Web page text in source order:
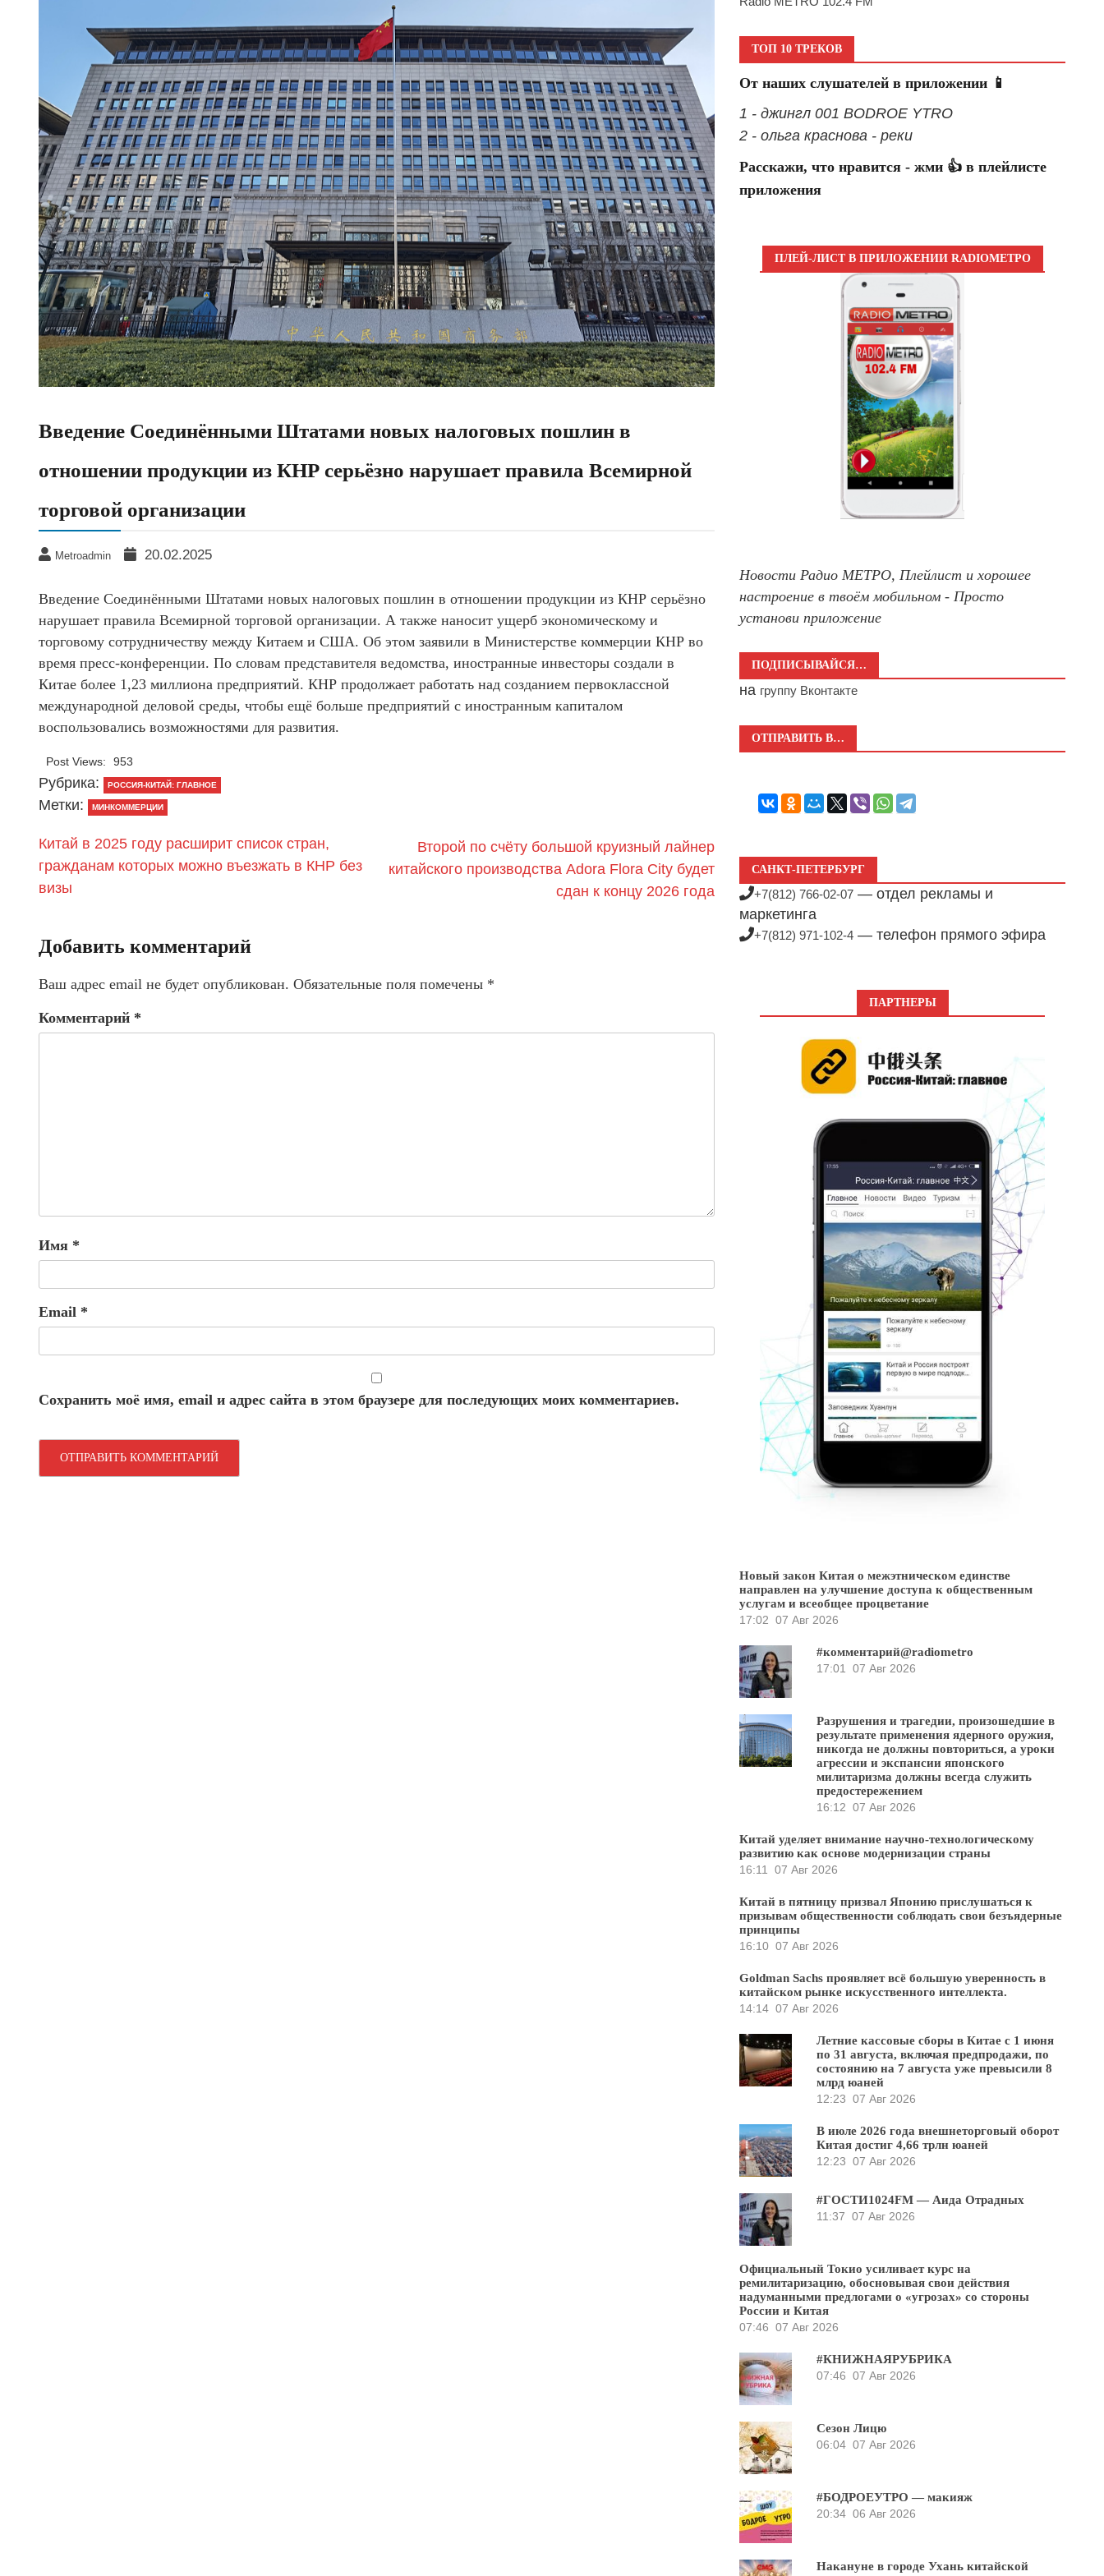
Введение Соединёнными Штатами новых налоговых пошлин в
отношении продукции из КНР серьёзно нарушает правила Всемирной
торговой организации
Metroadmin 20.02.2025
Введение Соединёнными Штатами новых налоговых пошлин в отношении продукции из КНР серьёзно
нарушает правила Всемирной торговой организации. А также наносит ущерб экономическому и
торговому сотрудничеству между Китаем и США. Об этом заявили в Министерстве коммерции КНР во
время пресс-конференции. По словам представителя ведомства, иностранные инвесторы создали в
Китае более 1,23 миллиона предприятий. КНР продолжает работать над созданием первоклассной
международной деловой среды, чтобы ещё больше предприятий с иностранным капиталом
воспользовались возможностями для развития.
Post Views: 953
Рубрика: РОССИЯ-КИТАЙ: ГЛАВНОЕ
Метки: МИНКОММЕРЦИИ
Китай в 2025 году расширит список стран,
гражданам которых можно въезжать в КНР без
визы
Второй по счёту большой круизный лайнер
китайского производства Adora Flora City будет
сдан к концу 2026 года
Добавить комментарий
Ваш адрес email не будет опубликован. Обязательные поля помечены *
Комментарий *
Имя *
Email *
Сохранить моё имя, email и адрес сайта в этом браузере для последующих моих комментариев.
ТОП 10 ТРЕКОВ
От наших слушателей в приложении 📱
1 - джингл 001 BODROE YTRO
2 - ольга краснова - реки
Расскажи, что нравится - жми 👍 в плейлисте
приложения
ПЛЕЙ-ЛИСТ В ПРИЛОЖЕНИИ RADIOМЕТРО
Новости Радио МЕТРО, Плейлист и хорошее
настроение в твоём мобильном - Просто
установи приложение
ПОДПИСЫВАЙСЯ…
на группу Вконтакте
ОТПРАВИТЬ В…
САНКТ-ПЕТЕРБУРГ
+7(812) 766-02-07 — отдел рекламы и
маркетинга
+7(812) 971-102-4 — телефон прямого эфира
ПАРТНЕРЫ
Новый закон Китая о межэтническом единстве
направлен на улучшение доступа к общественным
услугам и всеобщее процветание
17:02 07 Авг 2026
#комментарий@radiometro
17:01
07 Авг 2026
Разрушения и трагедии, произошедшие в
результате применения ядерного оружия,
никогда не должны повториться, а уроки
агрессии и экспансии японского
милитаризма должны всегда служить
предостережением
16:12 07 Авг 2026
Китай уделяет внимание научно-технологическому
развитию как основе модернизации страны
16:11
07 Авг 2026
Китай в пятницу призвал Японию прислушаться к
призывам общественности соблюдать свои безъядерные
принципы
16:10 07 Авг 2026
Goldman Sachs проявляет всё большую уверенность в
китайском рынке искусственного интеллекта.
14:14 07 Авг 2026
Летние кассовые сборы в Китае с 1 июня
по 31 августа, включая предпродажи, по
состоянию на 7 августа уже превысили 8
млрд юаней
12:23 07 Авг 2026
В июле 2026 года внешнеторговый оборот
Китая достиг 4,66 трлн юаней
12:23 07 Авг 2026
#ГОСТИ1024FM — Аида Отрадных
11:37 07 Авг 2026
Официальный Токио усиливает курс на
ремилитаризацию, обосновывая свои действия
надуманными предлогами о «угрозах» со стороны
России и Китая
07:46 07 Авг 2026
#КНИЖНАЯРУБРИКА
07:46 07 Авг 2026
Сезон Лицю
06:04 07 Авг 2026
#БОДРОЕУТРО — макияж
20:34 06 Авг 2026
Накануне в городе Ухань китайской